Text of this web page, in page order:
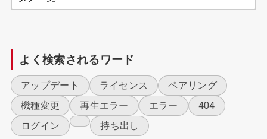
よく検索されるワード
アップデート ライセンス
ペアリング
機種変更
再生エラー エラー
404
ログイン
持ち出し